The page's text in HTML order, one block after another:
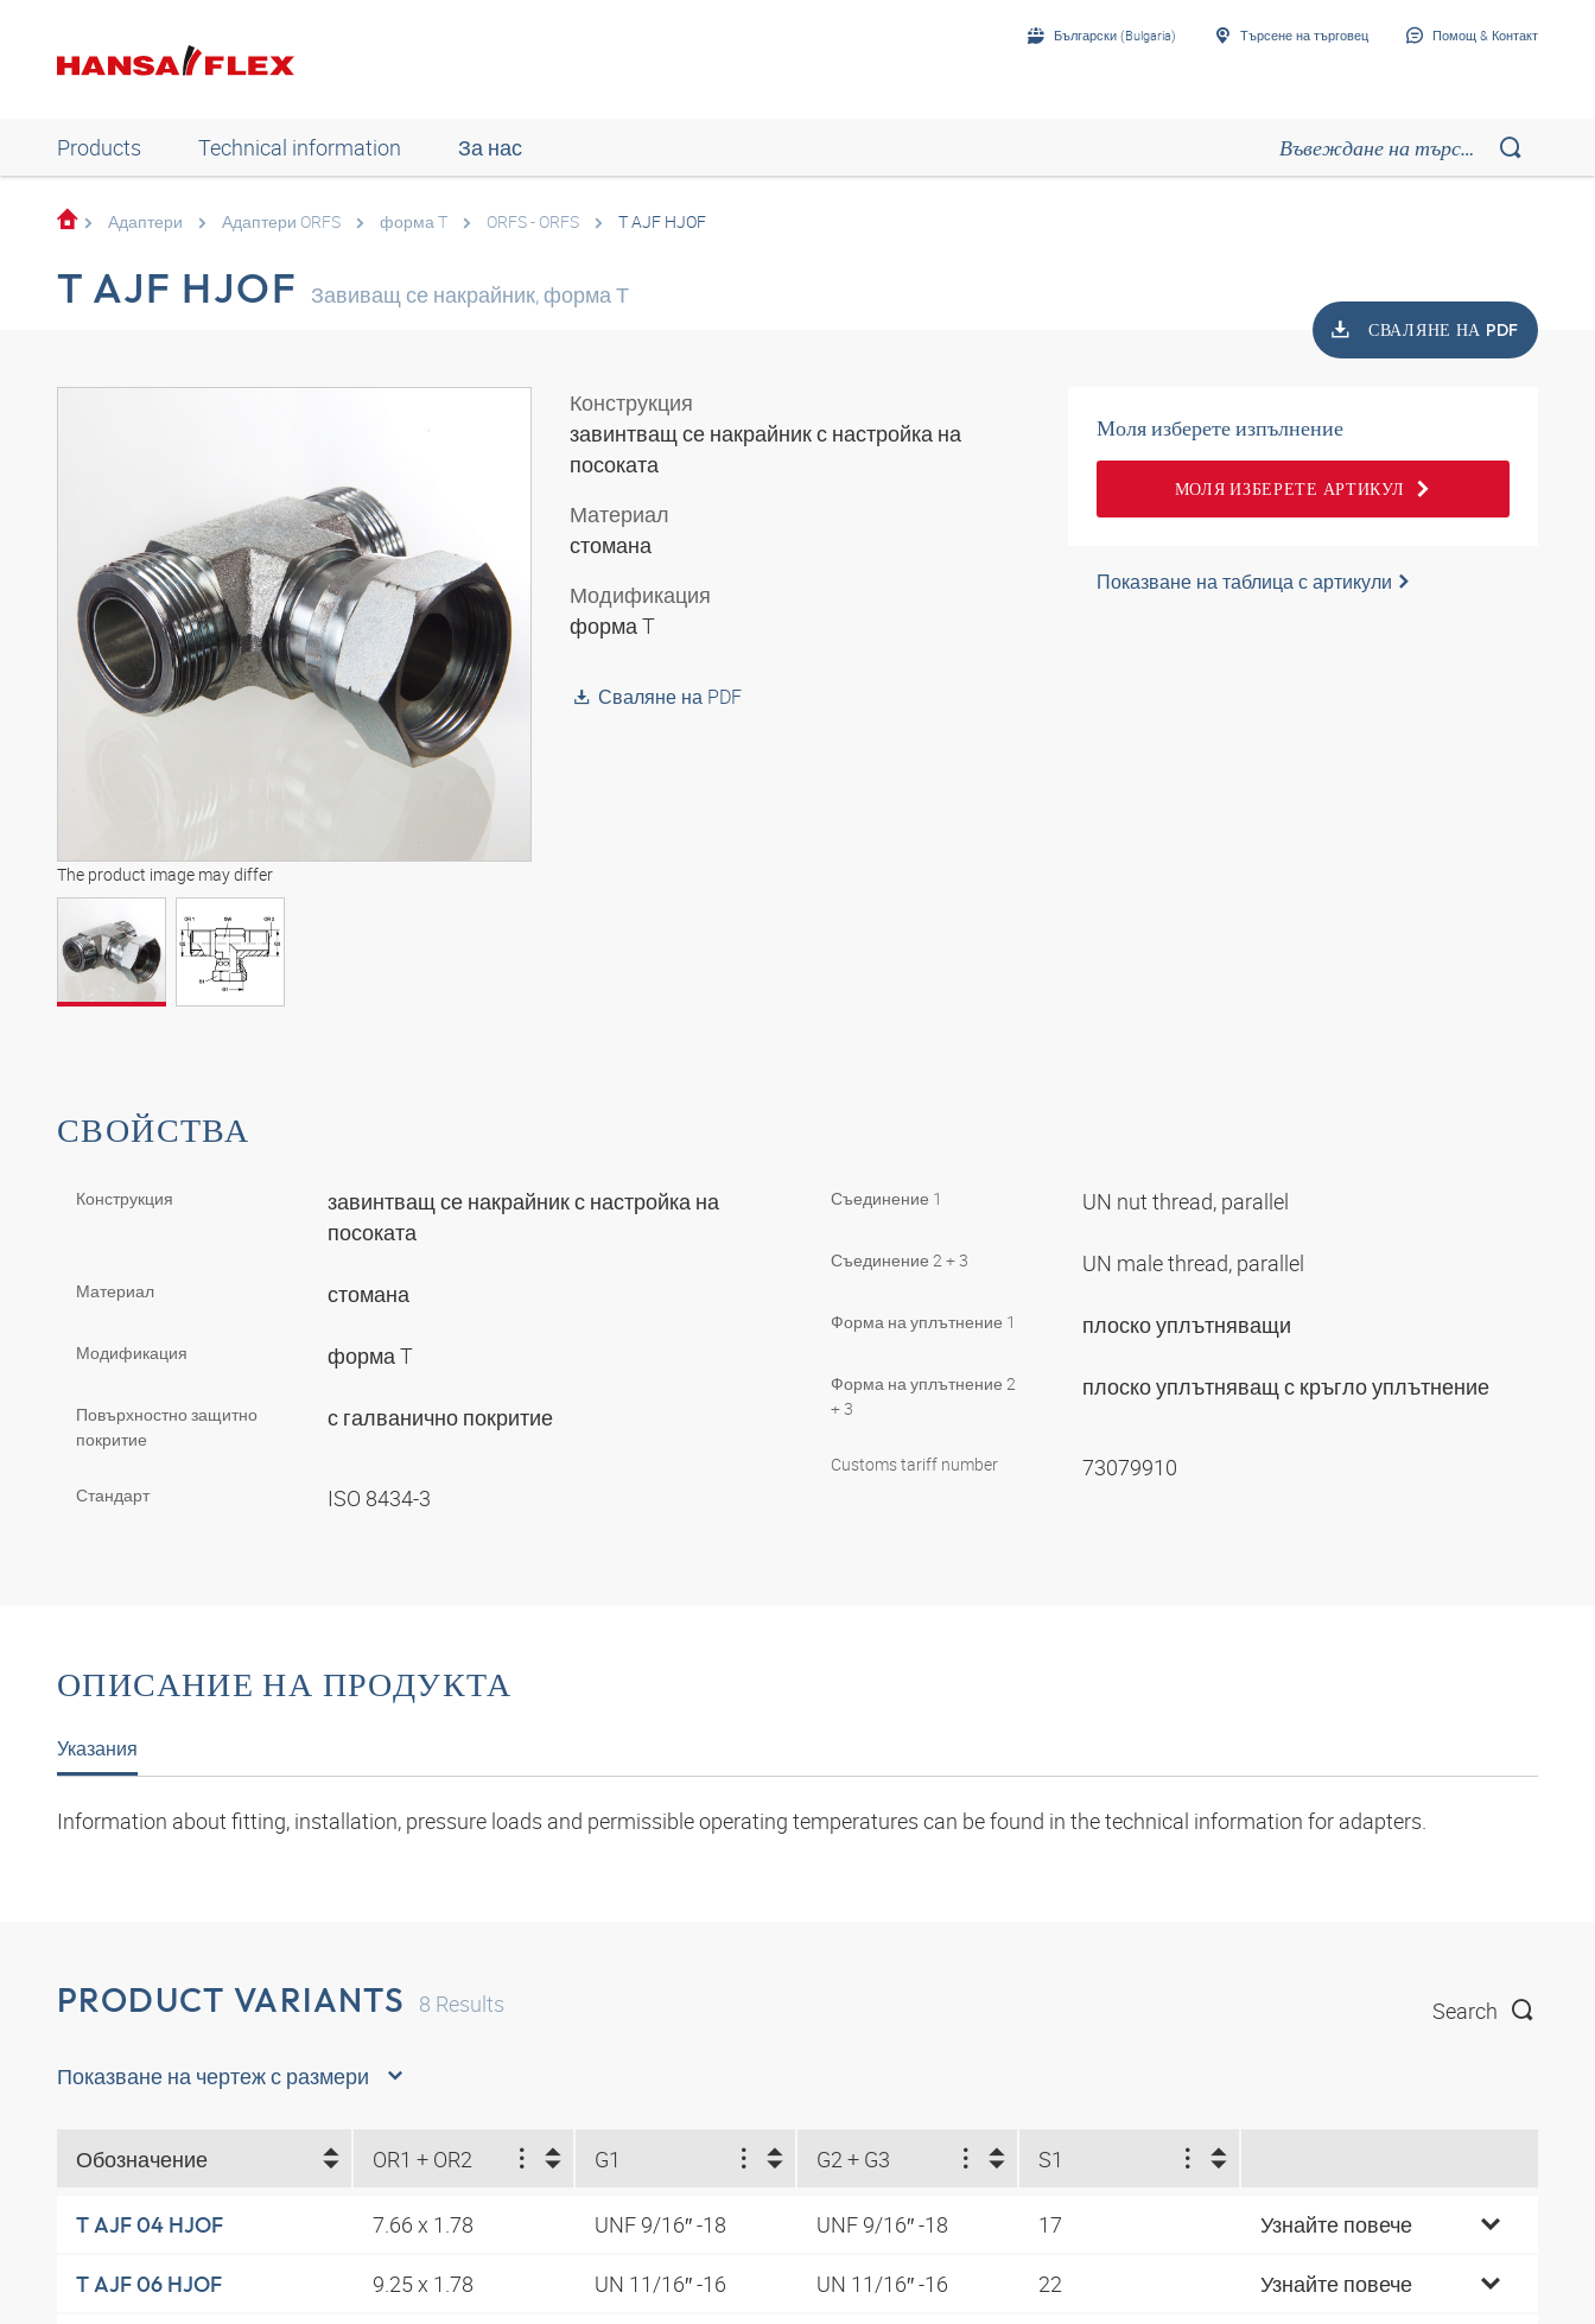
Български (Bulgaria) Търсене на търговец Помощ & Контакт
Products Technical information За нас
Адаптери Адаптери ORFS форма T ORFS - ORFS T AJF HJOF
T AJF HJOF Завиващ се накрайник, форма Т
СВАЛЯНЕ НА PDF
The product image may differ
Конструкция
завинтващ се накрайник с настройка на
посоката
Материал
стомана
Модификация
форма T
Сваляне на PDF
Моля изберете изпълнение
МОЛЯ ИЗБЕРЕТЕ АРТИКУЛ
Показване на таблица с артикули
СВОЙСТВА
Конструкция
завинтващ се накрайник с настройка на
посоката
Материал стомана
Модификация форма T
Повърхностно защитно
покритие
с галванично покритие
Стандарт ISO 8434-3
Съединение 1 UN nut thread, parallel
Съединение 2 + 3 UN male thread, parallel
Форма на уплътнение 1 плоско уплътняващи
Форма на уплътнение 2
+ 3
плоско уплътняващ с кръгло уплътнение
Customs tariff number 73079910
ОПИСАНИЕ НА ПРОДУКТА
Указания
Information about fitting, installation, pressure loads and permissible operating temperatures can be found in the technical information for adapters.
PRODUCT VARIANTS 8 Results Search
Показване на чертеж с размери
Обозначение OR1 + OR2 G1 G2 + G3 S1
T AJF 04 HJOF 7.66 x 1.78 UNF 9/16″ -18 UNF 9/16″ -18 17 Узнайте повече
T AJF 06 HJOF 9.25 x 1.78 UN 11/16″ -16 UN 11/16″ -16 22 Узнайте повече